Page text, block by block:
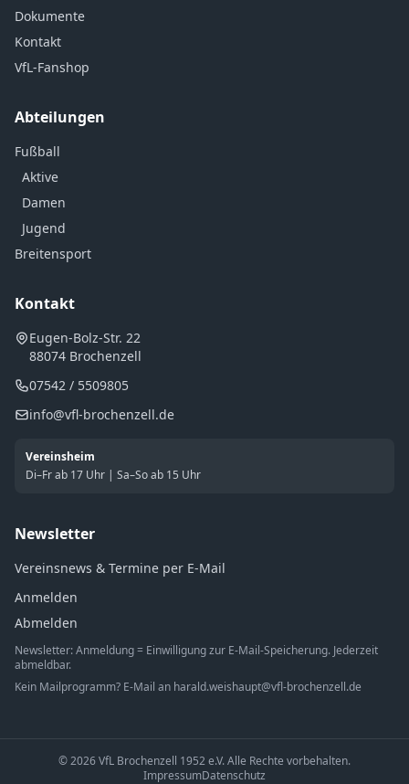
Dokumente
Kontakt
VfL-Fanshop
Abteilungen
Fußball
Aktive
Damen
Jugend
Breitensport
Kontakt
Eugen-Bolz-Str. 22
88074 Brochenzell
07542 / 5509805
info@vfl-brochenzell.de
Vereinsheim
Di–Fr ab 17 Uhr | Sa–So ab 15 Uhr
Newsletter
Vereinsnews & Termine per E-Mail
Anmelden
Abmelden
Newsletter: Anmeldung = Einwilligung zur E-Mail-Speicherung. Jederzeit
abmeldbar.
Kein Mailprogramm? E-Mail an harald.weishaupt@vfl-brochenzell.de
© 2026 VfL Brochenzell 1952 e.V. Alle Rechte vorbehalten.
ImpressumDatenschutz